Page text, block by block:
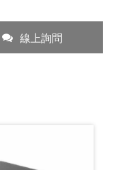
線上詢問